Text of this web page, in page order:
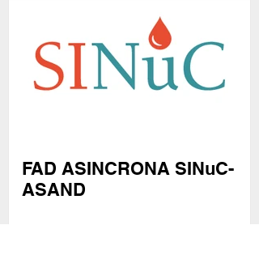
FAD ASINCRONA SINuC-
ASAND